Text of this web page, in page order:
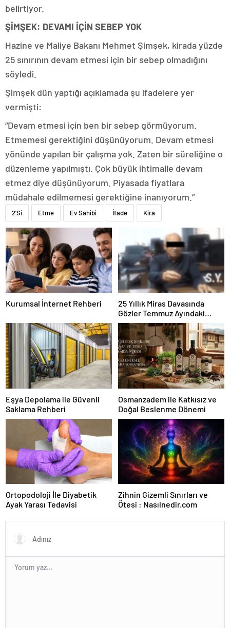
belirtiyor.
ŞİMŞEK: DEVAMI İÇİN SEBEP YOK
Hazine ve Maliye Bakanı Mehmet Şimşek, kirada yüzde
25 sınırının devam etmesi için bir sebep olmadığını
söyledi.
Şimşek dün yaptığı açıklamada şu ifadelere yer
vermişti:
“Devam etmesi için ben bir sebep görmüyorum.
Etmemesi gerektiğini düşünüyorum. Devam etmesi
yönünde yapılan bir çalışma yok. Zaten bir süreliğine o
düzenleme yapılmıştı. Çok büyük ihtimalle devam
etmez diye düşünüyorum. Piyasada fiyatlara
müdahale edilmemesi gerektiğine inanıyorum.”
2'Si Etme Ev Sahibi İfade Kira
Kurumsal İnternet Rehberi
25 Yıllık Miras Davasında
Gözler Temmuz Ayındaki
Karar Duruşmasına Çevrildi
Eşya Depolama ile Güvenli
Saklama Rehberi
Osmanzadem ile Katkısız ve
Doğal Beslenme Dönemi
Ortopodoloji İle Diyabetik
Ayak Yarası Tedavisi
Zihnin Gizemli Sınırları ve
Ötesi : Nasılnedir.com